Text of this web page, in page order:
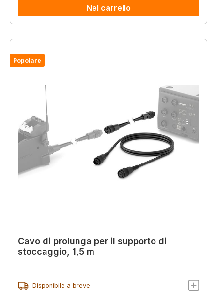
Nel carrello
Popolare
Cavo di prolunga per il supporto di
stoccaggio, 1,5 m
Disponibile a breve